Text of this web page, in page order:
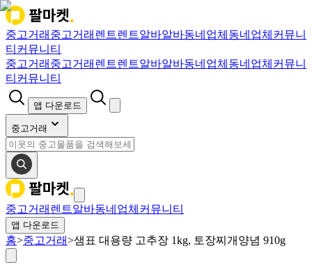
중고거래 중고거래 렌트렌트알바알바동네업체 동네업체 커뮤니
티 커뮤니티
중고거래 중고거래 렌트렌트알바알바동네업체 동네업체 커뮤니
티 커뮤니티
앱 다운로드
중고거래
중고거래 렌트알바동네업체 커뮤니티
앱 다운로드
홈>중고거래>샘표 대용량 고추장 1kg, 토장찌개양념 910g